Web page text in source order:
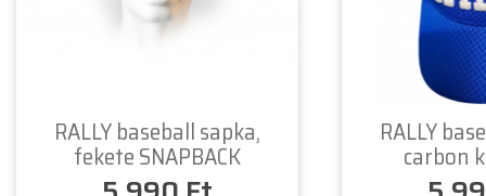
RALLY baseball sapka,
fekete SNAPBACK
RALLY
carbon